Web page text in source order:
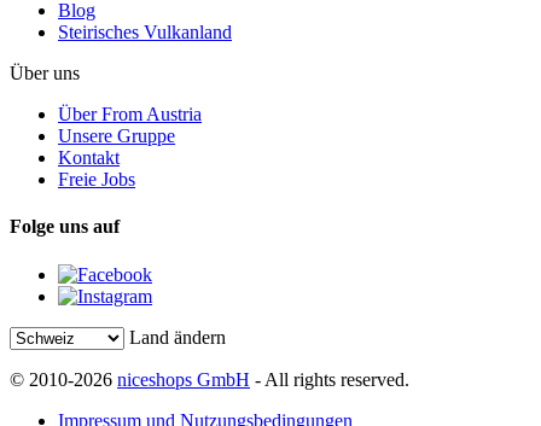
Blog
Steirisches Vulkanland
Über uns
Über From Austria
Unsere Gruppe
Kontakt
Freie Jobs
Folge uns auf
Land ändern
© 2010-2026 niceshops GmbH - All rights reserved.
Impressum und Nutzungsbedingungen